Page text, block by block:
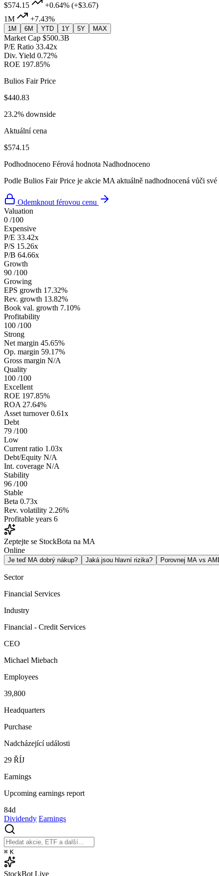
$574.15 +0.64% (+$3.67)
1M
+7.43%
1M 6M YTD 1Y 5Y MAX
Market Cap $500.3B
P/E Ratio 33.42x
Div. Yield 0.72%
ROE 197.85%
Bulios Fair Price
$440.83
23.2% downside
Aktuální cena
$574.15
Podhodnoceno Férová hodnota Nadhodnoceno
Podle Bulios Fair Price je akcie MA aktuálně nadhodnocená vůči své
Odemknout férovou cenu
Valuation
0 /100
Expensive
P/E 33.42x
P/S 15.26x
P/B 64.66x
Growth
90 /100
Growing
EPS growth 17.32%
Rev. growth 13.82%
Book val. growth 7.10%
Profitability
100 /100
Strong
Net margin 45.65%
Op. margin 59.17%
Gross margin N/A
Quality
100 /100
Excellent
ROE 197.85%
ROA 27.64%
Asset turnover 0.61x
Debt
79 /100
Low
Current ratio 1.03x
Debt/Equity N/A
Int. coverage N/A
Stability
96 /100
Stable
Beta 0.73x
Rev. volatility 2.26%
Profitable years 6
Zeptejte se StockBota na MA
Online
Je teď MA dobrý nákup? Jaká jsou hlavní rizika? Porovnej MA vs
Sector
Financial Services
Industry
Financial - Credit Services
CEO
Michael Miebach
Employees
39,800
Headquarters
Purchase
Nadcházející události
29 ŘÍJ
Earnings
Upcoming earnings report
84d
Dividendy Earnings
⌘ K
StockBot Live